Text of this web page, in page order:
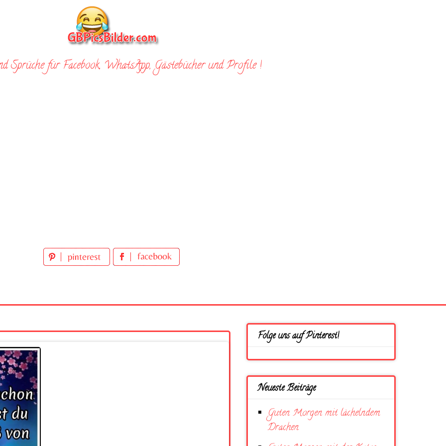
Sprüche für Facebook, WhatsApp, Gästebücher und Profile !
Folge uns auf Pinterest!
Neueste Beiträge
Guten Morgen mit lächelndem
Drachen